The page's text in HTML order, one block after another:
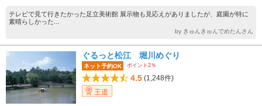
テレビで見て行きたかった足立美術館 展示物も見応えがありましたが、庭園が特に
素晴らしかった...
by きゅんきゅんでめたんさん
ぐるっと松江 堀川めぐり
ネット予約OK ポイント2％
4.5 (1,248件)
王道